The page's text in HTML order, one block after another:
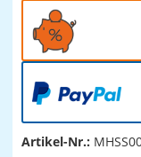
Artikel-Nr.: